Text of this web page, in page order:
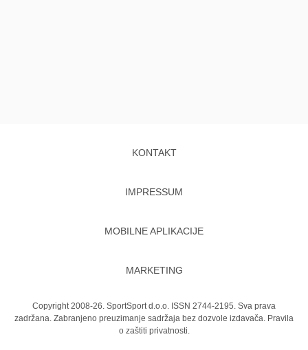
KONTAKT
IMPRESSUM
MOBILNE APLIKACIJE
MARKETING
Copyright 2008-26. SportSport d.o.o. ISSN 2744-2195. Sva prava
zadržana. Zabranjeno preuzimanje sadržaja bez dozvole izdavača. Pravila
o zaštiti privatnosti.